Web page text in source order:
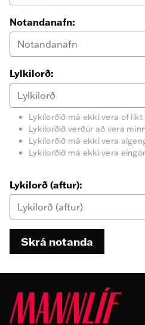
Notandanafn:
Lylkilorð:
Lykilorðið má ekki vera of
Lykilorðið verður að vera
Lykilorðið má ekki vera
Lykilorðið má ekki vera
Lykilorð (aftur):
Skrá notanda